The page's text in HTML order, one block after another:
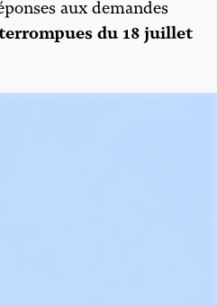
aux demandes
du 18 juillet